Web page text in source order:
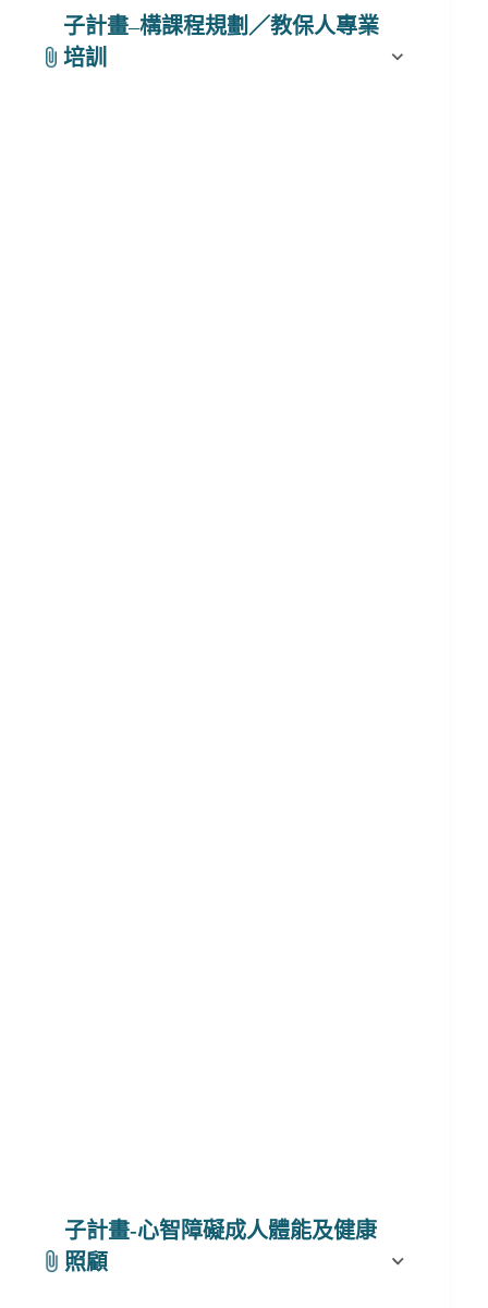
子計畫–構課程規劃／教保人專業
培訓
子計畫-心智障礙成人體能及健康
照顧